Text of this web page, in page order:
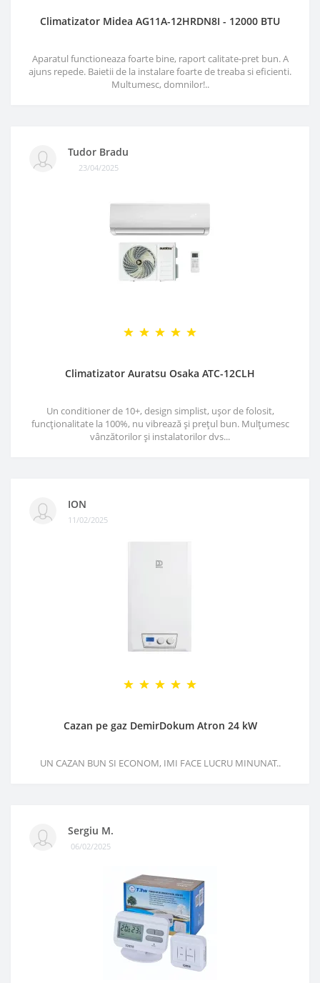
Climatizator Midea AG11A-12HRDN8I - 12000 BTU
Aparatul functioneaza foarte bine, raport calitate-pret bun. A
ajuns repede. Baietii de la instalare foarte de treaba si eficienti.
Multumesc, domnilor!..
Tudor Bradu
23/04/2025
Climatizator Auratsu Osaka ATC-12CLH
Un conditioner de 10+, design simplist, ușor de folosit,
funcționalitate la 100%, nu vibrează și prețul bun. Mulțumesc
vânzătorilor și instalatorilor dvs...
ION
11/02/2025
Cazan pe gaz DemirDokum Atron 24 kW
UN CAZAN BUN SI ECONOM, IMI FACE LUCRU MINUNAT..
Sergiu M.
06/02/2025